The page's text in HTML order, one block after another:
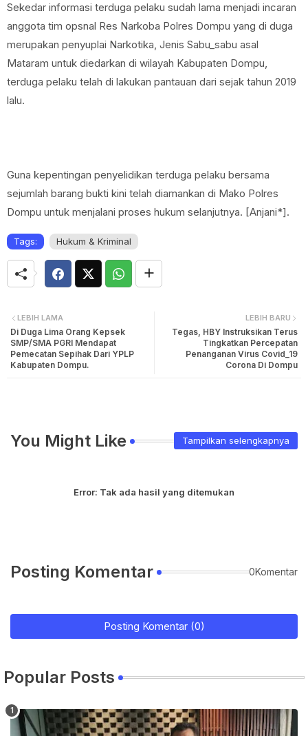
Sekedar informasi terduga pelaku sudah lama menjadi incaran
anggota tim opsnal Res Narkoba Polres Dompu yang di duga
merupakan penyuplai Narkotika, Jenis Sabu_sabu asal
Mataram untuk diedarkan di wilayah Kabupaten Dompu,
terduga pelaku telah di lakukan pantauan dari sejak tahun 2019
lalu.
Guna kepentingan penyelidikan terduga pelaku bersama
sejumlah barang bukti kini telah diamankan di Mako Polres
Dompu untuk menjalani proses hukum selanjutnya. [Anjani*].
Tags: Hukum & Kriminal
LEBIH BARU
Tegas, HBY Instruksikan Terus
Tingkatkan Percepatan
Penanganan Virus Covid_19
Corona Di Dompu
LEBIH LAMA
Di Duga Lima Orang Kepsek
SMP/SMA PGRI Mendapat
Pemecatan Sepihak Dari YPLP
Kabupaten Dompu.
You Might Like Tampilkan selengkapnya
Error: Tak ada hasil yang ditemukan
Posting Komentar 0Komentar
Posting Komentar (0)
Popular Posts